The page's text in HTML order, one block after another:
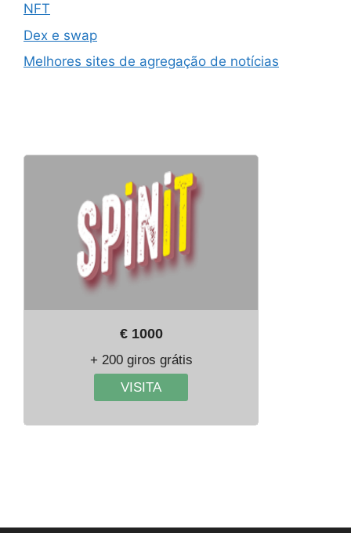
NFT
Dex e swap
Melhores sites de agregação de notícias
€ 1000
+ 200 giros grátis
VISITA